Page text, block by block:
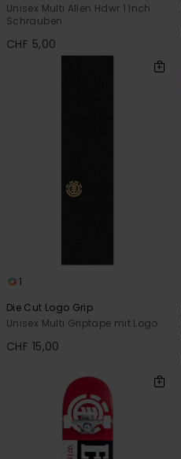
Unisex Multi Allen Hdwr 1 Inch
Schrauben
CHF 5,00
1
Die Cut Logo Grip
Unisex Multi Griptape mit Logo
CHF 15,00